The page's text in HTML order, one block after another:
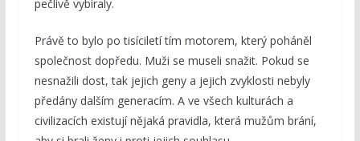
pečlivě vybíraly.
Právě to bylo po tisíciletí tím motorem, který poháněl
společnost dopředu. Muži se museli snažit. Pokud se
nesnažili dost, tak jejich geny a jejich zvyklosti nebyly
předány dalším generacím. A ve všech kulturách a
civilizacích existují nějaká pravidla, která mužům brání,